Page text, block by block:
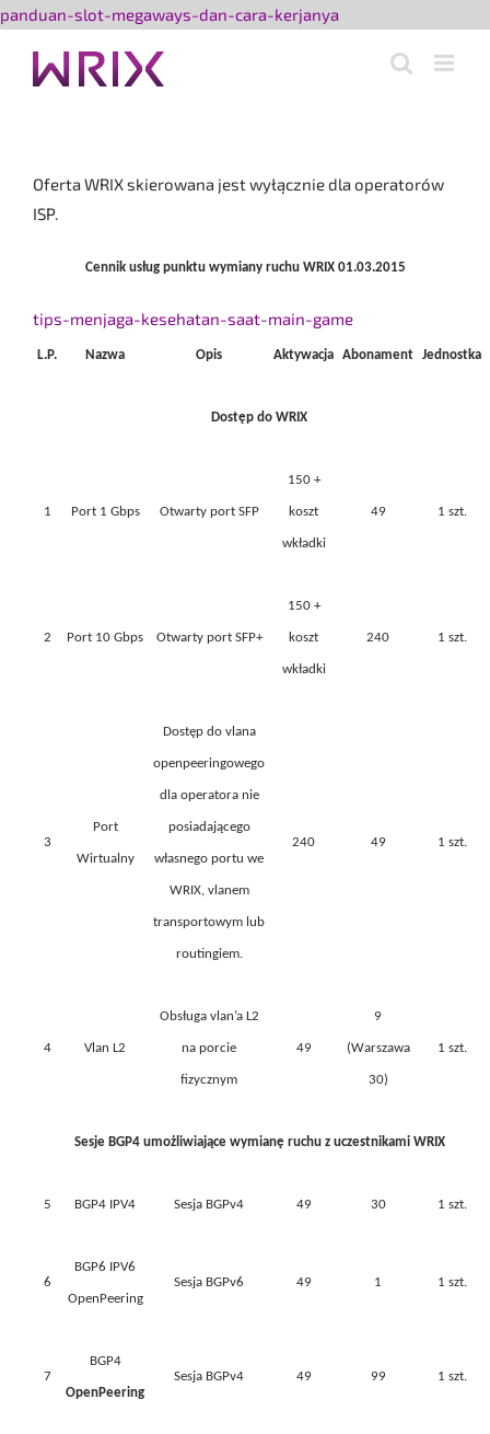
panduan-slot-megaways-dan-cara-kerjanyaPrzejdź
zawartości
Oferta WRIX skierowana jest wyłącznie dla operatorów
ISP.
Cennik usług punktu wymiany ruchu WRIX 01.03.2015
tips-menjaga-kesehatan-saat-main-game
L.P. Nazwa Opis Aktywacja Abonament Jednostka
Dostęp do WRIX
1 Port 1 Gbps Otwarty port SFP
150 +
koszt
wkładki
49 1 szt.
2 Port 10 Gbps Otwarty port SFP+
150 +
koszt
wkładki
240 1 szt.
3
Port
Wirtualny
Dostęp do vlana
openpeeringowego
dla operatora nie
posiadającego
własnego portu we
WRIX, vlanem
transportowym lub
routingiem.
240 49 1 szt.
4 Vlan L2
Obsługa vlan’a L2
na porcie
fizycznym
49
9
(Warszawa
30)
1 szt.
Sesje BGP4 umożliwiające wymianę ruchu z uczestnikami WRIX
5 BGP4 IPV4 Sesja BGPv4 49 30 1 szt.
6
BGP6 IPV6
OpenPeering
Sesja BGPv6 49 1 1 szt.
7
BGP4
OpenPeering
Sesja BGPv4 49 99 1 szt.